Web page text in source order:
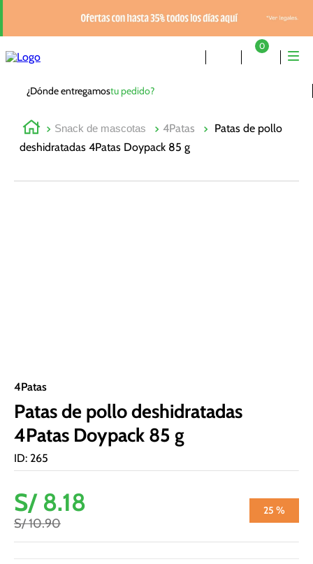
0
¿Dónde entregamostu pedido?
Snack de mascotas 4Patas
Patas de pollo
deshidratadas 4Patas Doypack 85 g
4Patas
Patas de pollo deshidratadas
4Patas Doypack 85 g
ID: 265
S/ 8.18
S/10.90
25 %